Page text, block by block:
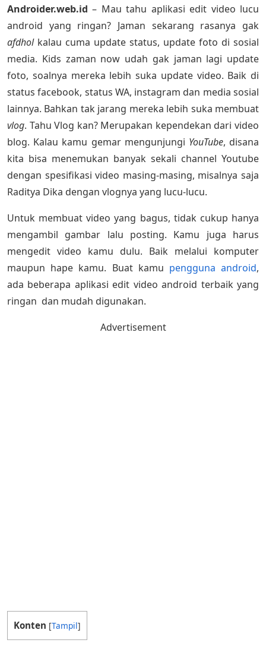
Androider.web.id – Mau tahu aplikasi edit video lucu
android yang ringan? Jaman sekarang rasanya gak
afdholkalau cuma update status, update foto di sosial
media. Kids zaman now udah gak jaman lagi update
foto, soalnya mereka lebih suka update video. Baik di
status facebook, status WA, instagram dan media sosial
lainnya. Bahkan tak jarang mereka lebih suka membuat
vlog. Tahu Vlog kan? Merupakan kependekan dari video
blog. Kalau kamu gemar mengunjungi YouTube, disana
kita bisa menemukan banyak sekali channel Youtube
dengan spesifikasi video masing-masing, misalnya saja
Raditya Dika dengan vlognya yang lucu-lucu.
Untuk membuat video yang bagus, tidak cukup hanya
mengambil gambar lalu posting. Kamu juga harus
mengedit video kamu dulu. Baik melalui komputer
maupun hape kamu. Buat kamu pengguna android,
ada beberapa aplikasi edit video android terbaik yang
ringan dan mudah digunakan.
Advertisement
Konten [Tampil]